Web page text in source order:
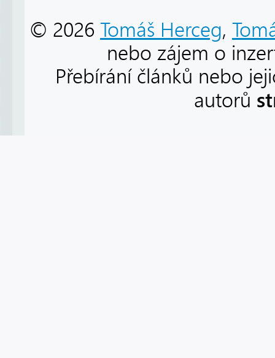
© 2026 Tomáš Herceg,
nebo zájem o
Přebírání článků nebo
autorů